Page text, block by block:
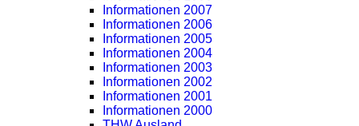
Informationen 2007
Informationen 2006
Informationen 2005
Informationen 2004
Informationen 2003
Informationen 2002
Informationen 2001
Informationen 2000